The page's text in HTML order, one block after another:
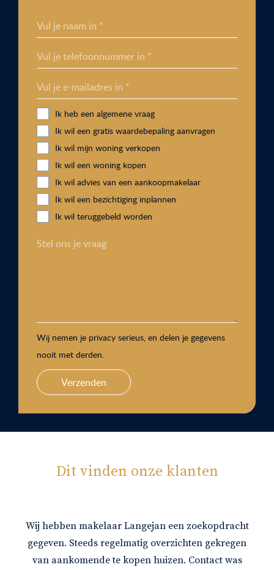
Vul je naam in *
Vul je telefoonnummer in *
Vul je e-mailadres in *
Ik heb een algemene vraag
Ik wil een gratis waardebepaling aanvragen
Ik wil mijn woning verkopen
Ik wil een woning kopen
Ik wil advies van een aankoopmakelaar
Ik wil een bezichtiging inplannen
Ik wil teruggebeld worden
Stel ons je vraag
Wij nemen je privacy serieus, en delen je gegevens
nooit met derden.
Verzenden
Dit vinden onze klanten
Wij hebben makelaar Langejan een zoekopdracht
gegeven. Steeds regelmatig overzichten gekregen
van aankomende te kopen huizen. Contact was